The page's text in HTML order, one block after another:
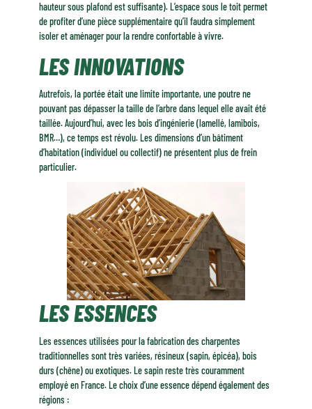
hauteur sous plafond est suffisante). L’espace sous le toit permet
de profiter d’une pièce supplémentaire qu’il faudra simplement
isoler et aménager pour la rendre confortable à vivre.
LES INNOVATIONS
Autrefois, la portée était une limite importante, une poutre ne
pouvant pas dépasser la taille de l’arbre dans lequel elle avait été
taillée. Aujourd’hui, avec les bois d’ingénierie (lamellé, lamibois,
BMR…), ce temps est révolu. Les dimensions d’un bâtiment
d’habitation (individuel ou collectif) ne présentent plus de frein
particulier.
LES ESSENCES
Les essences utilisées pour la fabrication des charpentes
traditionnelles sont très variées, résineux (sapin, épicéa), bois
durs (chêne) ou exotiques. Le sapin reste très couramment
employé en France. Le choix d’une essence dépend également des
régions :